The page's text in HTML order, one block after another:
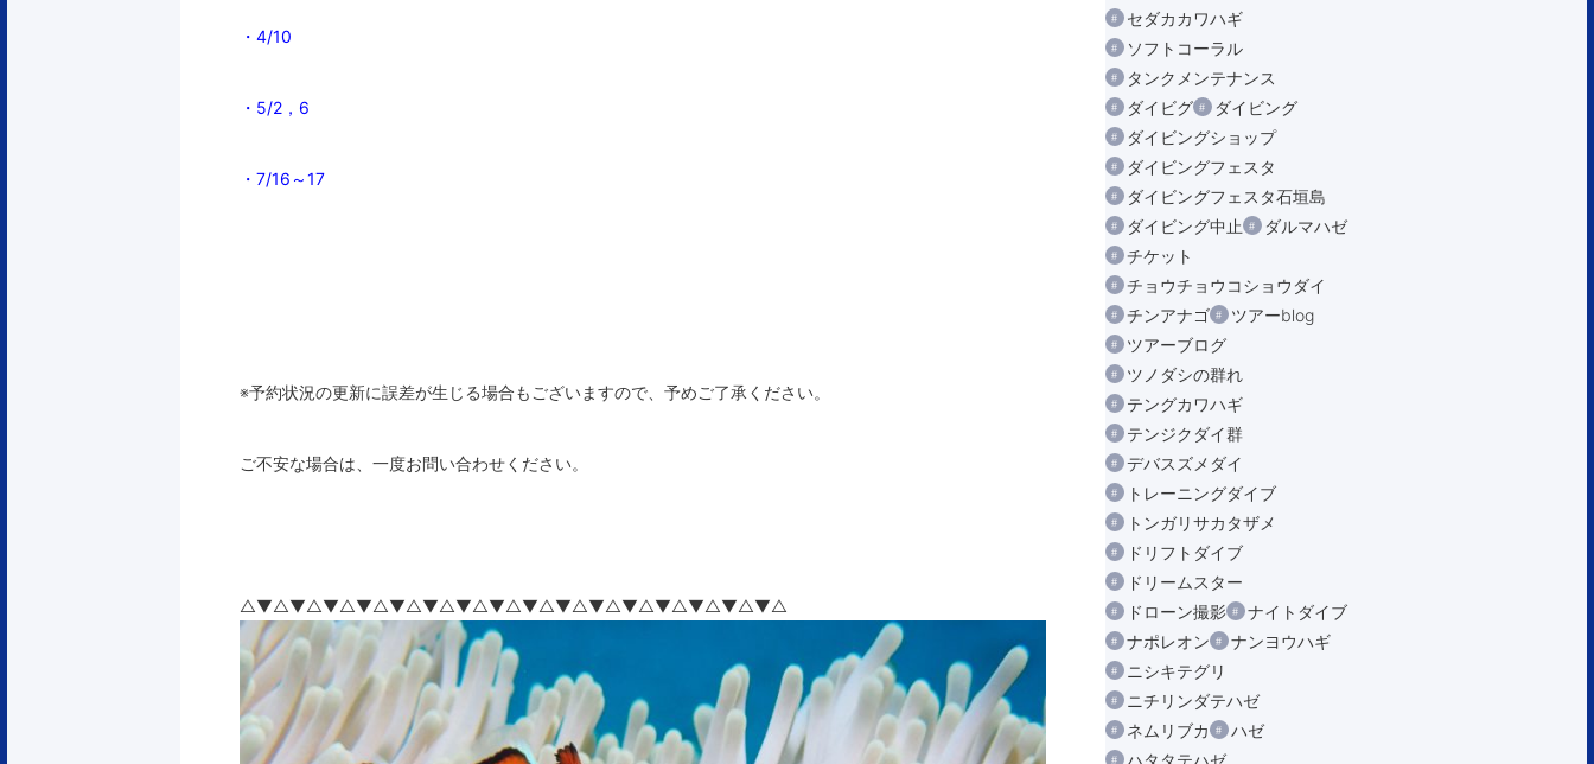
・4/10
・5/2，6
・7/16～17
※予約状況の更新に誤差が生じる場合もございますので、予めご了承ください。
ご不安な場合は、一度お問い合わせください。
△▼△▼△▼△▼△▼△▼△▼△▼△▼△▼△▼△▼△▼△▼△▼△▼△
セダカカワハギ
ソフトコーラル
タンクメンテナンス
ダイビグ
ダイビング
ダイビングショップ
ダイビングフェスタ
ダイビングフェスタ石垣島
ダイビング中止
ダルマハゼ
チケット
チョウチョウコショウダイ
チンアナゴ
ツアーblog
ツアーブログ
ツノダシの群れ
テングカワハギ
テンジクダイ群
デバスズメダイ
トレーニングダイブ
トンガリサカタザメ
ドリフトダイブ
ドリームスター
ドローン撮影
ナイトダイブ
ナポレオン
ナンヨウハギ
ニシキテグリ
ニチリンダテハゼ
ネムリブカ
ハゼ
ハタタテハゼ